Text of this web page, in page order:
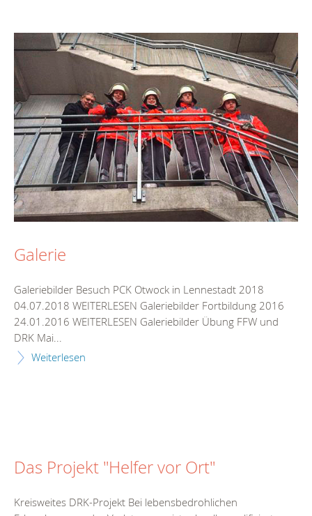
Galerie
Galeriebilder Besuch PCK Otwock in Lennestadt 2018
04.07.2018 WEITERLESEN Galeriebilder Fortbildung 2016
24.01.2016 WEITERLESEN Galeriebilder Übung FFW und
DRK Mai...
Weiterlesen
Das Projekt "Helfer vor Ort"
Kreisweites DRK-Projekt Bei lebensbedrohlichen